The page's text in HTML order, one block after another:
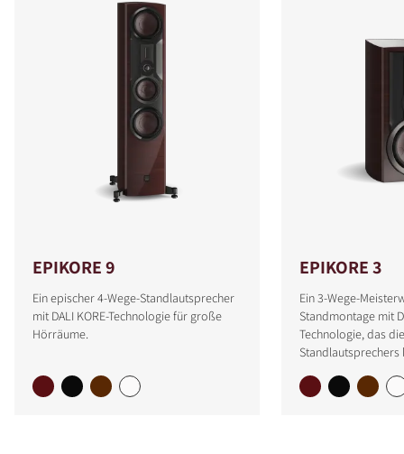
EPIKORE 9
Ein epischer 4-Wege-Standlautsprecher
mit DALI KORE-Technologie für große
Hörräume.
EPIKORE 3
Ein 3-Wege-
Standmontage mit
Technologie, das
Standlautsprechers